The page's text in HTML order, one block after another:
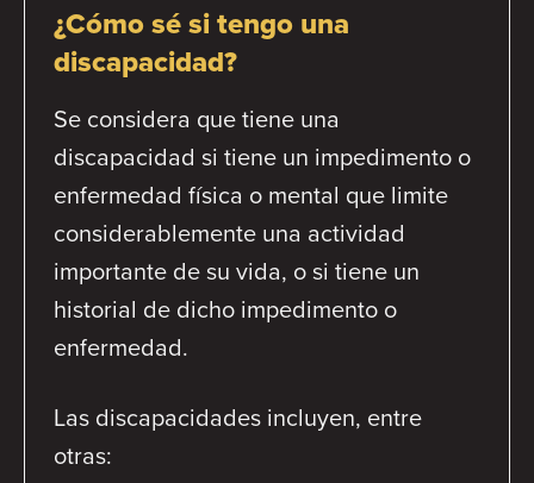
¿Cómo sé si tengo una
discapacidad?
Se considera que tiene una
discapacidad si tiene un impedimento o
enfermedad física o mental que limite
considerablemente una actividad
importante de su vida, o si tiene un
historial de dicho impedimento o
enfermedad.
Las discapacidades incluyen, entre
otras: